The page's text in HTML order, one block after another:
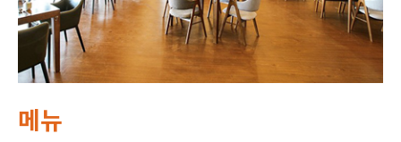
메뉴